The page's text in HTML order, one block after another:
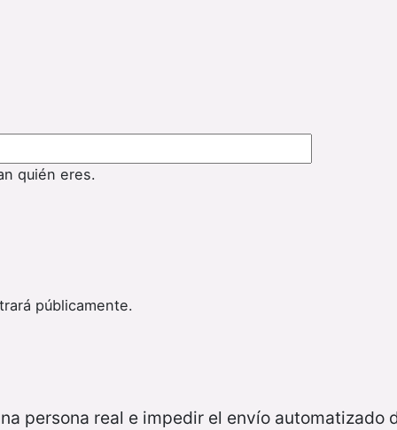
quién eres.
públicamente.
persona real e impedir el envío automatizado